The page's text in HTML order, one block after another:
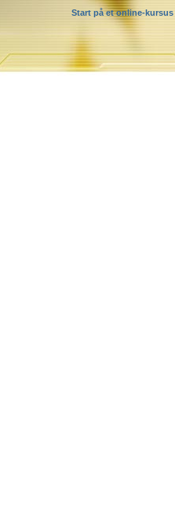
Start på et online-kursus